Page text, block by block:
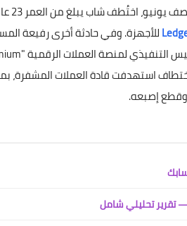
للأجهزة. وفي حادثة أخرى رفيعة
خلفية مخططات اختطاف استهدفت قادة العملات